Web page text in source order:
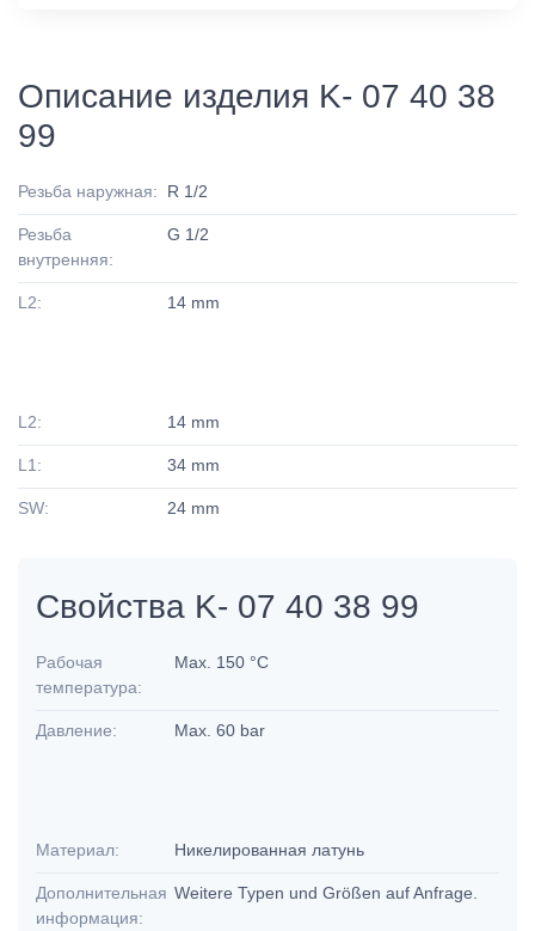
Описание изделия K- 07 40 38
99
Резьба наружная: R 1/2
Резьба
внутренняя:
G 1/2
L2: 14 mm
L2: 14 mm
L1: 34 mm
SW: 24 mm
Свойства K- 07 40 38 99
Рабочая
температура:
Max. 150 °C
Давление: Max. 60 bar
Материал: Никелированная латунь
Дополнительная
информация:
Weitere Typen und Größen auf Anfrage.